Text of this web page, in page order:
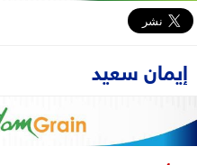
إيمان سعيد